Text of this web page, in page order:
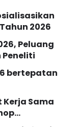
2026
Peluang
Peneliti
bertepatan
Sama
2026